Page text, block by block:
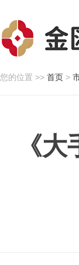
您的位置 >> 首页 >
《